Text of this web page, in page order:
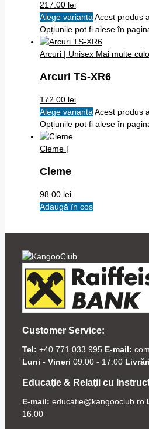
217.00 lei
Alege varianta Acest produs
Opțiunile pot fi alese în
Arcuri | Unisex Mai multe
Arcuri TS-XR6
172.00 lei
Alege varianta Acest produs
Opțiunile pot fi alese în
Cleme |
Cleme
98.00 lei
Adaugă în coș
Customer Service:
Tel: +40 771 033 995 E-mail:
Luni - Vineri 09:00 - 17:00
Educaţie & Relaţii cu
E-mail: educatie@kangooclub.ro
16:00